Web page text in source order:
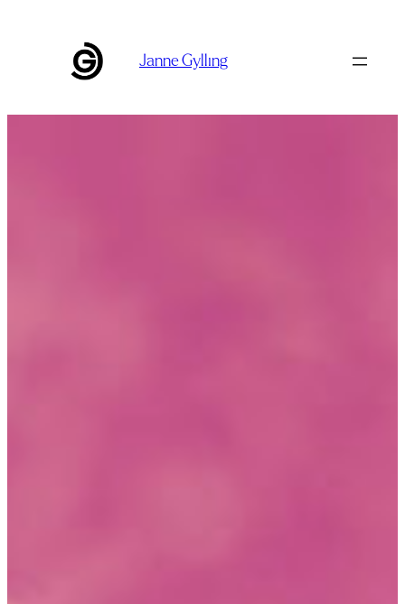
Janne Gylling